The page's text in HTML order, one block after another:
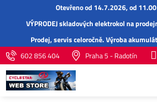
Otevřeno od 14.7.2026, od
VÝPRODEJ skladových elektrokol na
Prodej,servisceloročně.Výroba
602 856 404
Praha 5 - Radotín